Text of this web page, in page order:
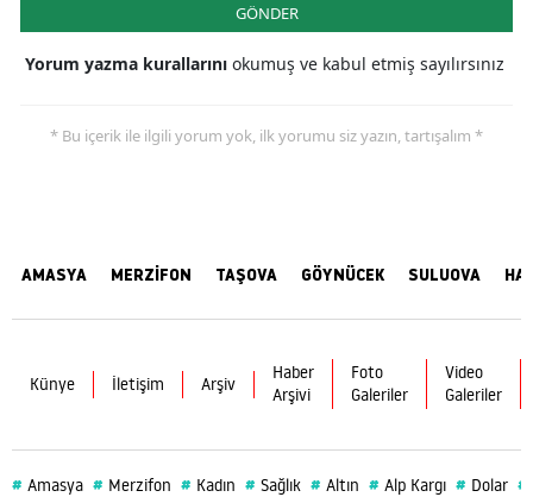
GÖNDER
Yorum yazma kurallarını okumuş ve kabul etmiş sayılırsınız
* Bu içerik ile ilgili yorum yok, ilk yorumu siz yazın, tartışalım *
AMASYA MERZİFON TAŞOVA GÖYNÜCEK SULUOVA
Künye İletişim Arşiv
Haber
Arşivi
Foto
Galeriler
Video
Galeriler
# Amasya # Merzifon # Kadın # Sağlık # Altın # Alp Kargı # Dolar #